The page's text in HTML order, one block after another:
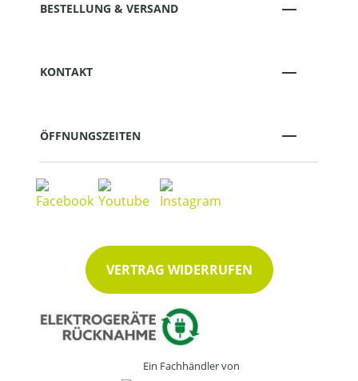
BESTELLUNG & VERSAND
KONTAKT
ÖFFNUNGSZEITEN
VERTRAG WIDERRUFEN
Ein Fachhändler von